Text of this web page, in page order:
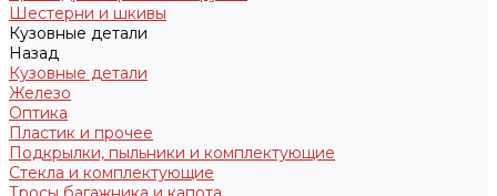
Шестерни и шкивы
Кузовные детали
Назад
Кузовные детали
Железо
Оптика
Пластик и прочее
Подкрылки, пыльники и комплектующие
Стекла и комплектующие